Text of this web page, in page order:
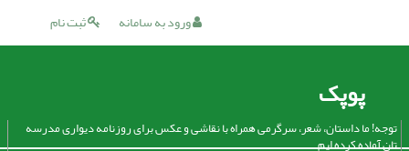
ثبت نام ورود به سامانه
پوپک
توجه! ما داستان، شعر، سرگرمی همراه با نقاشی و عکس برای روزنامه دیواری مدرسه
تان آماده کرده ایم.